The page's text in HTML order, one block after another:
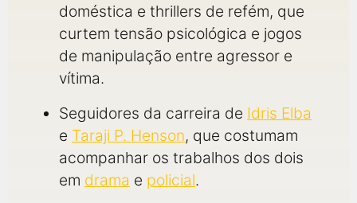
doméstica e thrillers de refém, que
curtem tensão psicológica e jogos
de manipulação entre agressor e
vítima.
Seguidores da carreira de Idris Elba
e Taraji P. Henson, que costumam
acompanhar os trabalhos dos dois
em drama e policial.